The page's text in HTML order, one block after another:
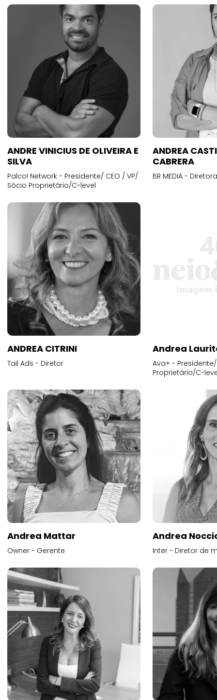
ANDRE VINICIUS DE OLIVEIRA E
SILVA
Palco! Network - Presidente/ CEO / VP/
Sócio Proprietário/C-level
ANDREA
CABRERA
BR MEDIA -
ANDREA CITRINI
Tail Ads - Diretor
Andrea
Ava+ -
Proprietário/C-
Andrea Mattar
Owner - Gerente
Andrea
Inter - Diretor de